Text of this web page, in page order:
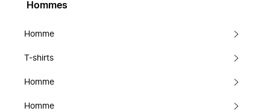
Hommes
Homme
T-shirts
Homme
Homme